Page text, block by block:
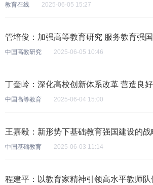
教育在线 2025-06-05 15:27
管培俊：加强高等教育研究 服务教育强
中国高教研究 2025-06-05 10:46
丁奎岭：深化高校创新体系改革 营造良
中国高等教育 2025-06-04 15:00
王嘉毅：新形势下基础教育强国建设的
中国基础教育 2025-06-03 11:14
程建平：以教育家精神引领高水平教师队